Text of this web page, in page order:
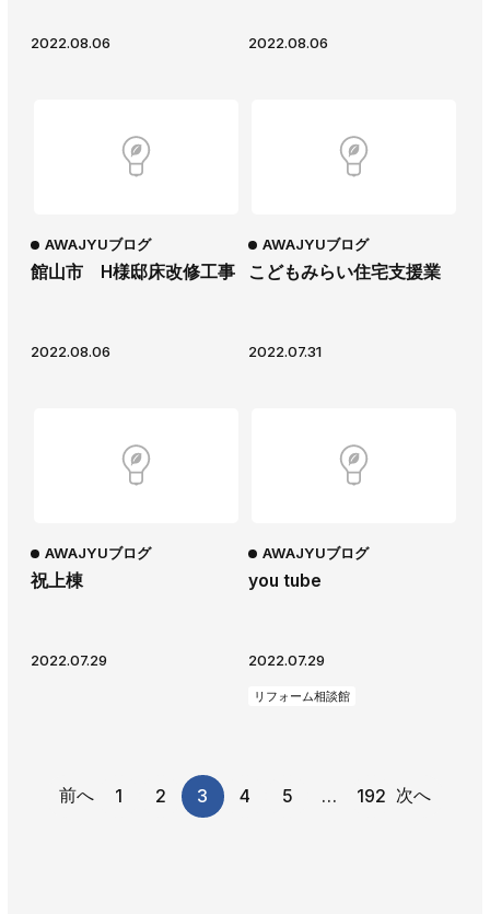
2022.08.06 2022.08.06
館山市 H様邸床改修工事
AWAJYUブログ
2022.08.06
こどもみらい住宅支援業
AWAJYUブログ
2022.07.31
祝上棟
AWAJYUブログ
2022.07.29
you tube
AWAJYUブログ
2022.07.29
リフォーム相談館
前へ 1 2 3 4 5 … 192 次へ